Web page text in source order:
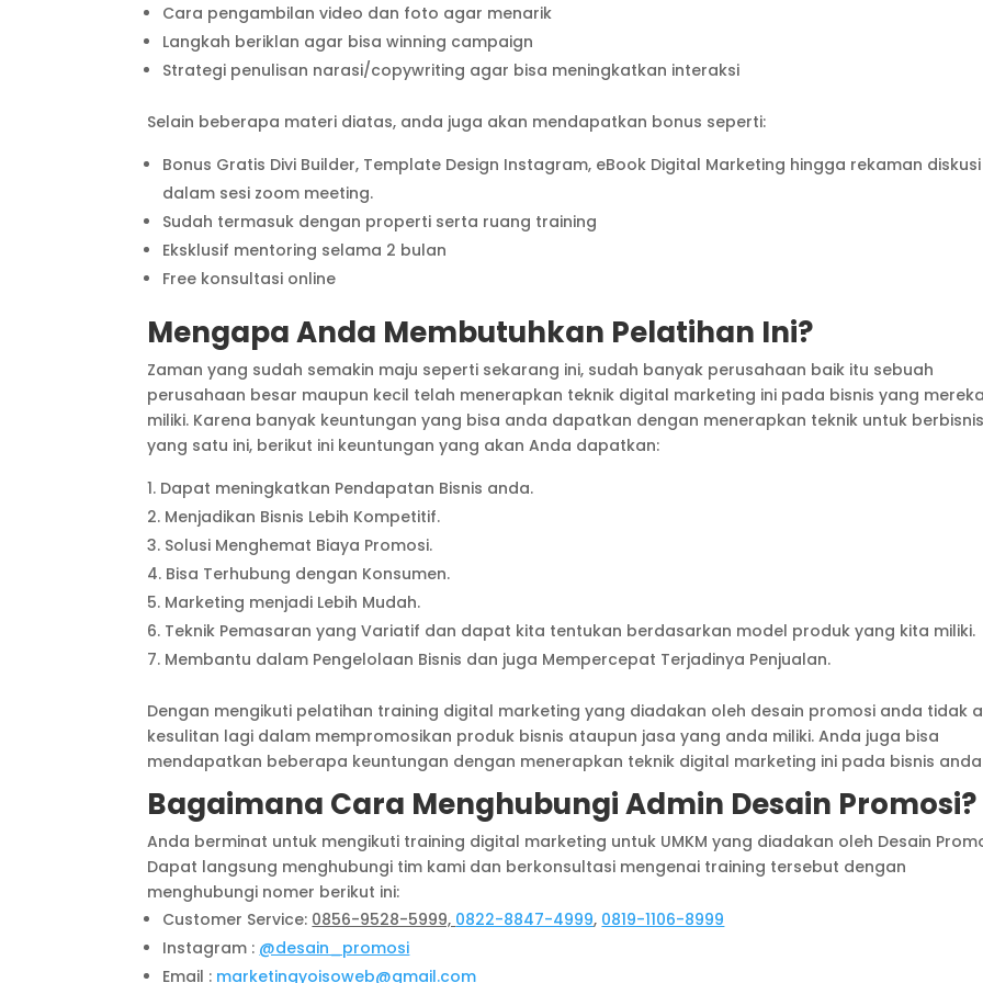
Cara pengambilan video dan foto agar menarik
Langkah beriklan agar bisa winning campaign
Strategi penulisan narasi/copywriting agar bisa meningkatkan interaksi
Selain beberapa materi diatas, anda juga akan mendapatkan bonus seperti:
Bonus Gratis Divi Builder, Template Design Instagram, eBook Digital Marketing hingga rekaman diskusi
dalam sesi zoom meeting.
Sudah termasuk dengan properti serta ruang training
Eksklusif mentoring selama 2 bulan
Free konsultasi online
Mengapa Anda Membutuhkan Pelatihan Ini?
Zaman yang sudah semakin maju seperti sekarang ini, sudah banyak perusahaan baik itu sebuah
perusahaan besar maupun kecil telah menerapkan teknik digital marketing ini pada bisnis yang
miliki. Karena banyak keuntungan yang bisa anda dapatkan dengan menerapkan teknik untuk
yang satu ini, berikut ini keuntungan yang akan Anda dapatkan:
Dapat meningkatkan Pendapatan Bisnis anda.
Menjadikan Bisnis Lebih Kompetitif.
Solusi Menghemat Biaya Promosi.
Bisa Terhubung dengan Konsumen.
Marketing menjadi Lebih Mudah.
Teknik Pemasaran yang Variatif dan dapat kita tentukan berdasarkan model produk yang kita miliki.
Membantu dalam Pengelolaan Bisnis dan juga Mempercepat Terjadinya Penjualan.
Dengan mengikuti pelatihan training digital marketing yang diadakan oleh desain promosi anda tidak
kesulitan lagi dalam mempromosikan produk bisnis ataupun jasa yang anda miliki. Anda juga bisa
mendapatkan beberapa keuntungan dengan menerapkan teknik digital marketing ini pada bisnis
Bagaimana Cara Menghubungi Admin Desain Promosi?
Anda berminat untuk mengikuti training digital marketing untuk UMKM yang diadakan oleh Desain
Dapat langsung menghubungi tim kami dan berkonsultasi mengenai training tersebut dengan
menghubungi nomer berikut ini:
Customer Service: 0856-9528-5999, 0822-8847-4999, 0819-1106-8999
Instagram : @desain_promosi
Email : marketingyoisoweb@gmail.com